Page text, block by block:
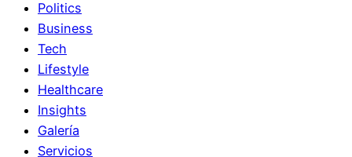
Politics
Business
Tech
Lifestyle
Healthcare
Insights
Galería
Servicios